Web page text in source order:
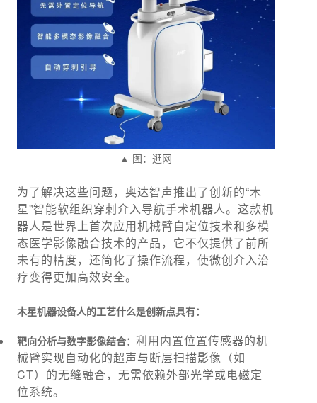
▲ 图：逛网
为了解决这些问题，奥达智声推出了创新的“木
星”智能软组织穿刺介入导航手术机器人。这款机
器人是世界上首次应用机械臂自定位技术和多模
态医学影像融合技术的产品，它不仅提供了前所
未有的精度，还简化了操作流程，使微创介入治
疗变得更加高效安全。
木星机器设备人的工艺什么是创新点具有：
靶向分析与数字影像结合：利用内置位置传感器的机
械臂实现自动化的超声与断层扫描影像（如
CT）的无缝融合，无需依赖外部光学或电磁定
位系统。